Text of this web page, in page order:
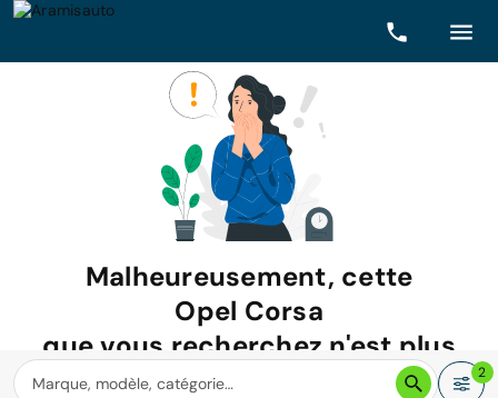
Malheureusement, cette
Opel Corsa
que vous recherchez n'est plus
disponible.
2